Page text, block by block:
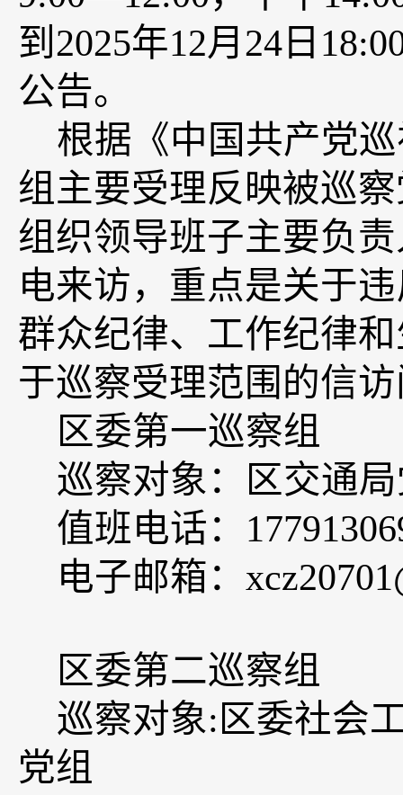
到 2025年12月 24 日
公告。
根据《中国共产党
组主要受理反映被巡
组织领导班子主要负
电来访，重点是关于
群众纪律、工作纪律
于巡察受理范围的信
区委第一巡察组
巡察对象：
区交通
值班电话：
电子邮箱：
区委第二巡察组
巡察对象: 区委社会
党组